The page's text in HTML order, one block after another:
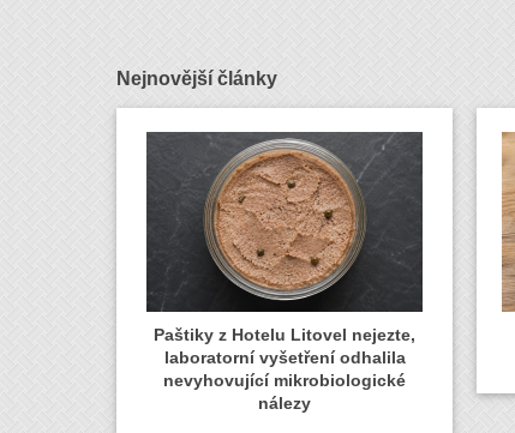
Nejnovější články
Paštiky z Hotelu Litovel nejezte,
laboratorní vyšetření odhalila
nevyhovující mikrobiologické
nálezy